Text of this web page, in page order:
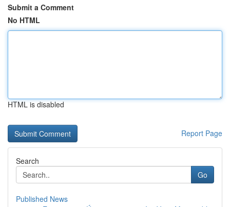
Submit a Comment
No HTML
HTML is disabled
Report Page
Search
Go
Published News